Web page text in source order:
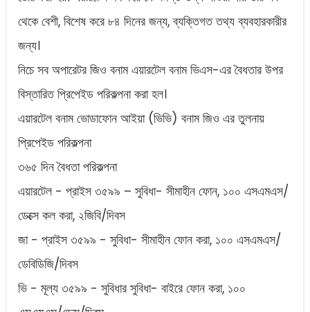
থেকে বেশী, বিশেষ করে ৮৪ দিনের জন্য, ব্যক্তিগত তথ্য ব্যবহারকারীর
জন্য।
নিচে সব অপারেটর জিও বনাম এয়ারটেল বনাম ভিএস-এর বৈধতার উপর
বিস্তারিত প্রিপেইড পরিকল্পনা করা হল।
এয়ারটেল বনাম ভোডাফোন আইয়া (ভিভি) বনাম জিও এর তুলনায়
প্রিপেইড পরিকল্পনা
৩৬৫ দিন বৈধতা পরিকল্পনা
এয়ারটেল - প্রাইস ৩৫৯৯ – সুবিধা- সীমাহীন ফোন, ১০০ এসএমএস/
ডেক্সে কল করা, ২জিবি/দিবস
জা - প্রাইস ৩৫৯৯ - সুবিধা- সীমাহীন ফোন করা, ১০০ এসএমএস/
ডেবিডিজি/দিবস
ভি - মূল্য ৩৫৯৯ - সুবিধার সুবিধা- বাইরে ফোন করা, ১০০